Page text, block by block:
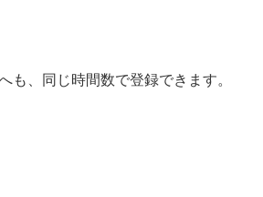
も、同じ時間数で登録できます。